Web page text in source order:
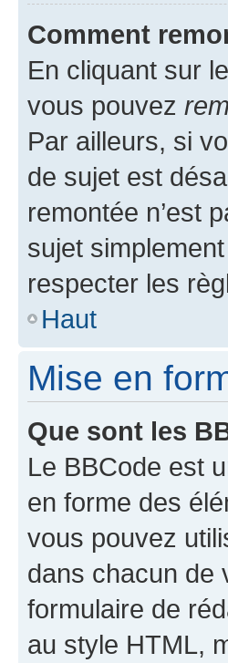
Comment
En cliquant sur
vous pouvez
Par ailleurs, si
de sujet est
remontée n’est
sujet
respecter les
Haut
Mise en
Que sont les
Le BBCode est
en forme des
vous pouvez
dans chacun de
formulaire de
au style HTML,